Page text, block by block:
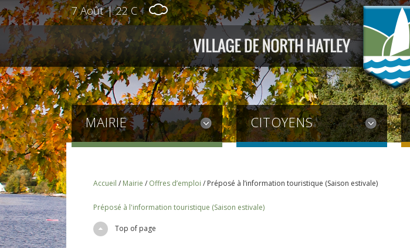
7 Août | 22 C
MAIRIE CITOYENS
Accueil / Mairie / Offres d’emploi / Préposé à l’information touristique (Saison estivale)
Préposé à l'information touristique (Saison estivale)
Top of page